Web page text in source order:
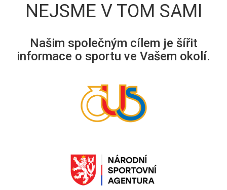
NEJSME V TOM SAMI
Našim společným cílem je šířit
informace o sportu ve Vašem okolí.